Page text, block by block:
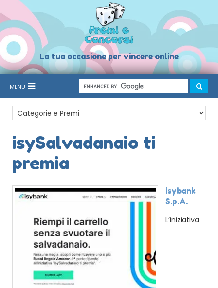
La tua occasione per vincere online
MENU
isySalvadanaio ti
premia
isybank
S.p.A.
L’iniziativa